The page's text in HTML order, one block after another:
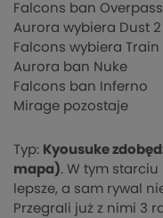
Falcons ban Overpass
Aurora wybiera Dust 2
Falcons wybiera Train
Aurora ban Nuke
Falcons ban Inferno
Mirage pozostaje
Typ: Kyousuke
mapa). W tym
lepsze, a sam rywal
Przegrali już z nimi 3